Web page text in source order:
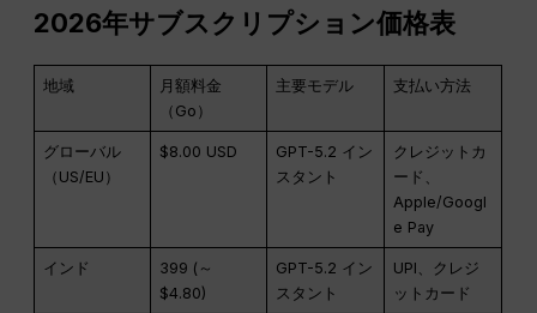
2026年サブスクリプション価格表
地域
月額料金
（Go）
主要モデル 支払い方法
グローバル
（US/EU）
$8.00 USD
GPT-5.2 イン
スタント
クレジットカ
ード、
Apple/Googl
e Pay
インド
₹399 (～
$4.80)
GPT-5.2 イン
スタント
UPI、クレジ
ットカード